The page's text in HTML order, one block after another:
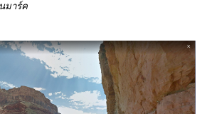
มาร์ค